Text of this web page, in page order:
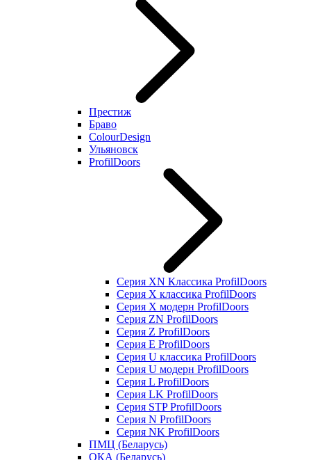
Престиж
Браво
ColourDesign
Ульяновск
ProfilDoors
Серия XN Классика ProfilDoors
Серия Х классика ProfilDoors
Серия Х модерн ProfilDoors
Серия ZN ProfilDoors
Серия Z ProfilDoors
Серия Е ProfilDoors
Серия U классика ProfilDoors
Серия U модерн ProfilDoors
Серия L ProfilDoors
Серия LK ProfilDoors
Серия STP ProfilDoors
Cерия N ProfilDoors
Серия NK ProfilDoors
ПМЦ (Беларусь)
ОКА (Беларусь)